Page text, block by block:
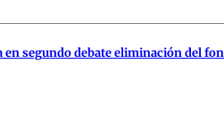
en segundo debate eliminación del